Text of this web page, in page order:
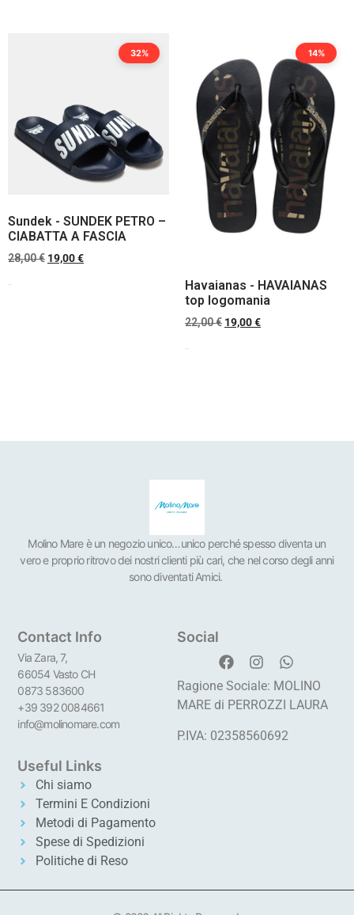
32%
Sundek - SUNDEK PETRO –
CIABATTA A FASCIA
28,00€ 19,00€
14%
Havaianas - HAVAIANAS
top logomania
22,00€ 19,00€
Molino Mare è un negozio unico…unico perché spesso diventa un
vero e proprio ritrovo dei nostri clienti più cari, che nel corso degli anni
sono diventati Amici.
Contact Info
Via Zara, 7,
66054 Vasto CH
0873 583600
+39 392 0084661
info@molinomare.com
Social
Ragione Sociale: MOLINO
MARE di PERROZZI LAURA
P.IVA: 02358560692
Useful Links
Chi siamo
Termini E Condizioni
Metodi di Pagamento
Spese di Spedizioni
Politiche di Reso